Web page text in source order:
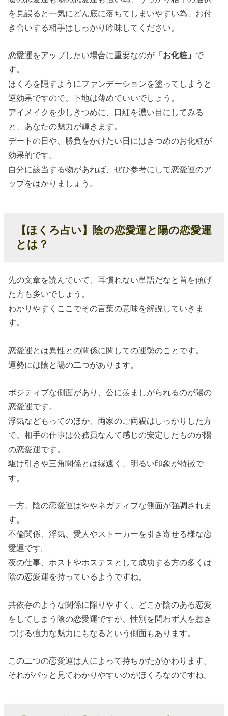
を見誤ると一気にどん底に落ちてしまいやすい為、お付
き合いする相手はしっかり吟味してください。
恋愛運をアップしたい場合に重要なのが 「お化粧」 で
す。
ほくろを隠すようにファンデーションを塗ってしまうと
逆効果ですので、下地は薄めでいいでしょう。
アイメイクを少しきつめに、口紅を濃い目にしてみる
と、あなたの魅力が輝きます。
デートの日や、勝負をかけたい日にはきつめのお化粧が
効果的です。
自分に該当する物があれば、ぜひ参考にして恋愛運のア
ップをはかりましょう。
【ほくろ占い】陰の恋愛運と陽の恋愛運
とは？
先の文章を読んでいて、耳慣れない単語だなと首を傾げ
た方も多いでしょう。
わかりやすくここでその言葉の意味を解説していきま
す。
恋愛運とは異性との関係に関しての運勢のことです。
運勢には陰と陽の二つがあります。
ポジティブな側面があり、公に羨ましがられるのが陽の
恋愛運です。
浮気などもってのほか、両家のご両親はしっかりした方
で、相手の仕事は公務員なんて感じの安定したものが陽
の恋愛運です。
駆け引きや三角関係とは縁遠く、明るい印象が特徴で
す。
一方、陰の恋愛運はややネガティブな側面が強調されま
す。
不倫関係、浮気、愛人やストーカーを引き寄せる様な恋
愛運です。
夜の仕事、ホストやホステスとして成功する方の多くは
陰の恋愛運を持っているようですね。
共依存のような関係に陥りやすく、どこか陰のある恋愛
をしてしまう陰の恋愛運ですが、性別を問わず人を惹き
つける強力な魅力にもなるという側面もあります。
この二つの恋愛運は人によって持ちかたがかわります。
それがパッと見てわかりやすいのがほくろなのですね。